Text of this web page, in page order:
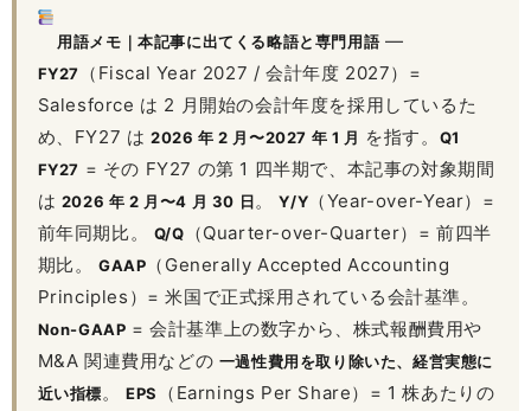
用語メモ｜本記事に出てくる略語と専門用語—
FY27
（Fiscal Year 2027 / 会計年度 2027）=
Salesforce は 2 月開始の会計年度を採用しているた
め、FY27 は2026 年 2 月〜2027 年 1 月 を指す。
Q1
FY27 = その FY27 の第 1 四半期で、本記事の対象期間
は 2026 年 2 月〜4 月 30 日。Y/Y （Year-over-Year）=
前年同期比。
Q/Q
（Quarter-over-Quarter）= 前四半
期比。GAAP （Generally Accepted Accounting
Principles）= 米国で正式採用されている会計基準。
Non-GAAP = 会計基準上の数字から、株式報酬費用や
M&A 関連費用などの 一過性費用を取り除いた、経営実態に
近い指標。EPS
（Earnings Per Share）= 1 株あたりの